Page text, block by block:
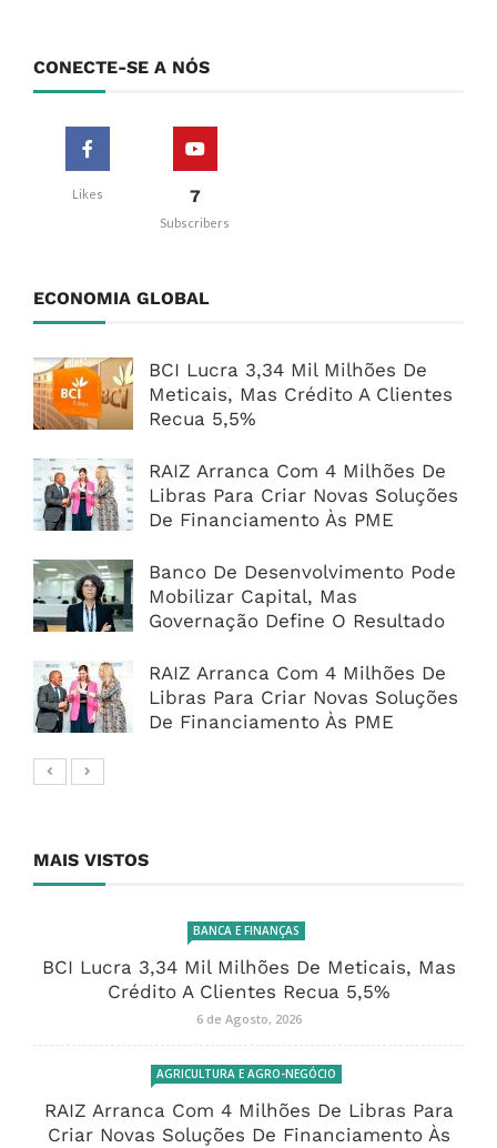
CONECTE-SE A NÓS
Likes 7
Subscribers
ECONOMIA GLOBAL
BCI Lucra 3,34 Mil Milhões De
Meticais, Mas Crédito A Clientes
Recua 5,5%
RAIZ Arranca Com 4 Milhões De
Libras Para Criar Novas Soluções
De Financiamento Às PME
Banco De Desenvolvimento Pode
Mobilizar Capital, Mas
Governação Define O Resultado
RAIZ Arranca Com 4 Milhões De
Libras Para Criar Novas Soluções
De Financiamento Às PME
MAIS VISTOS
BANCA E FINANÇAS
BCI Lucra 3,34 Mil Milhões De Meticais, Mas
Crédito A Clientes Recua 5,5%
6 de Agosto, 2026
AGRICULTURA E AGRO-NEGÓCIO
RAIZ Arranca Com 4 Milhões De Libras Para
Criar Novas Soluções De Financiamento Às